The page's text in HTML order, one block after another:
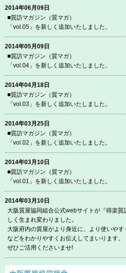
2014年06月09日
■質訪マガジン（質マガ）
「vol.05」を新しく追加いたしました。
2014年05月09日
■質訪マガジン（質マガ）
「vol.04」を新しく追加いたしました。
2014年04月18日
■質訪マガジン（質マガ）
「vol.03」を新しく追加いたしました。
2014年03月25日
■質訪マガジン（質マガ）
「vol.02」を新しく追加いたしました。
2014年03月10日
■質訪マガジン（質マガ）
「vol.01」を新しく追加いたしました。
2014年03月10日
大阪質屋協同組合公式webサイトが『得楽
しく生まれ変わりました。
大阪府内の質屋がより身近に、より使いや
などをわかりやすくお伝えしてまいります。
ぜひご活用くださいませ!